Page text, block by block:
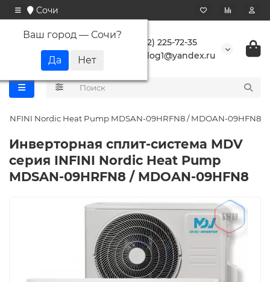
Сочи
Ваш город — Сочи?
+7 (862) 225-72-35
buranlog1@yandex.ru
INFINI Nordic Heat Pump MDSAN-09HRFN8 / MDOAN-09HFN8
Инверторная сплит-система MDV
серия INFINI Nordic Heat Pump
MDSAN-09HRFN8 / MDOAN-09HFN8